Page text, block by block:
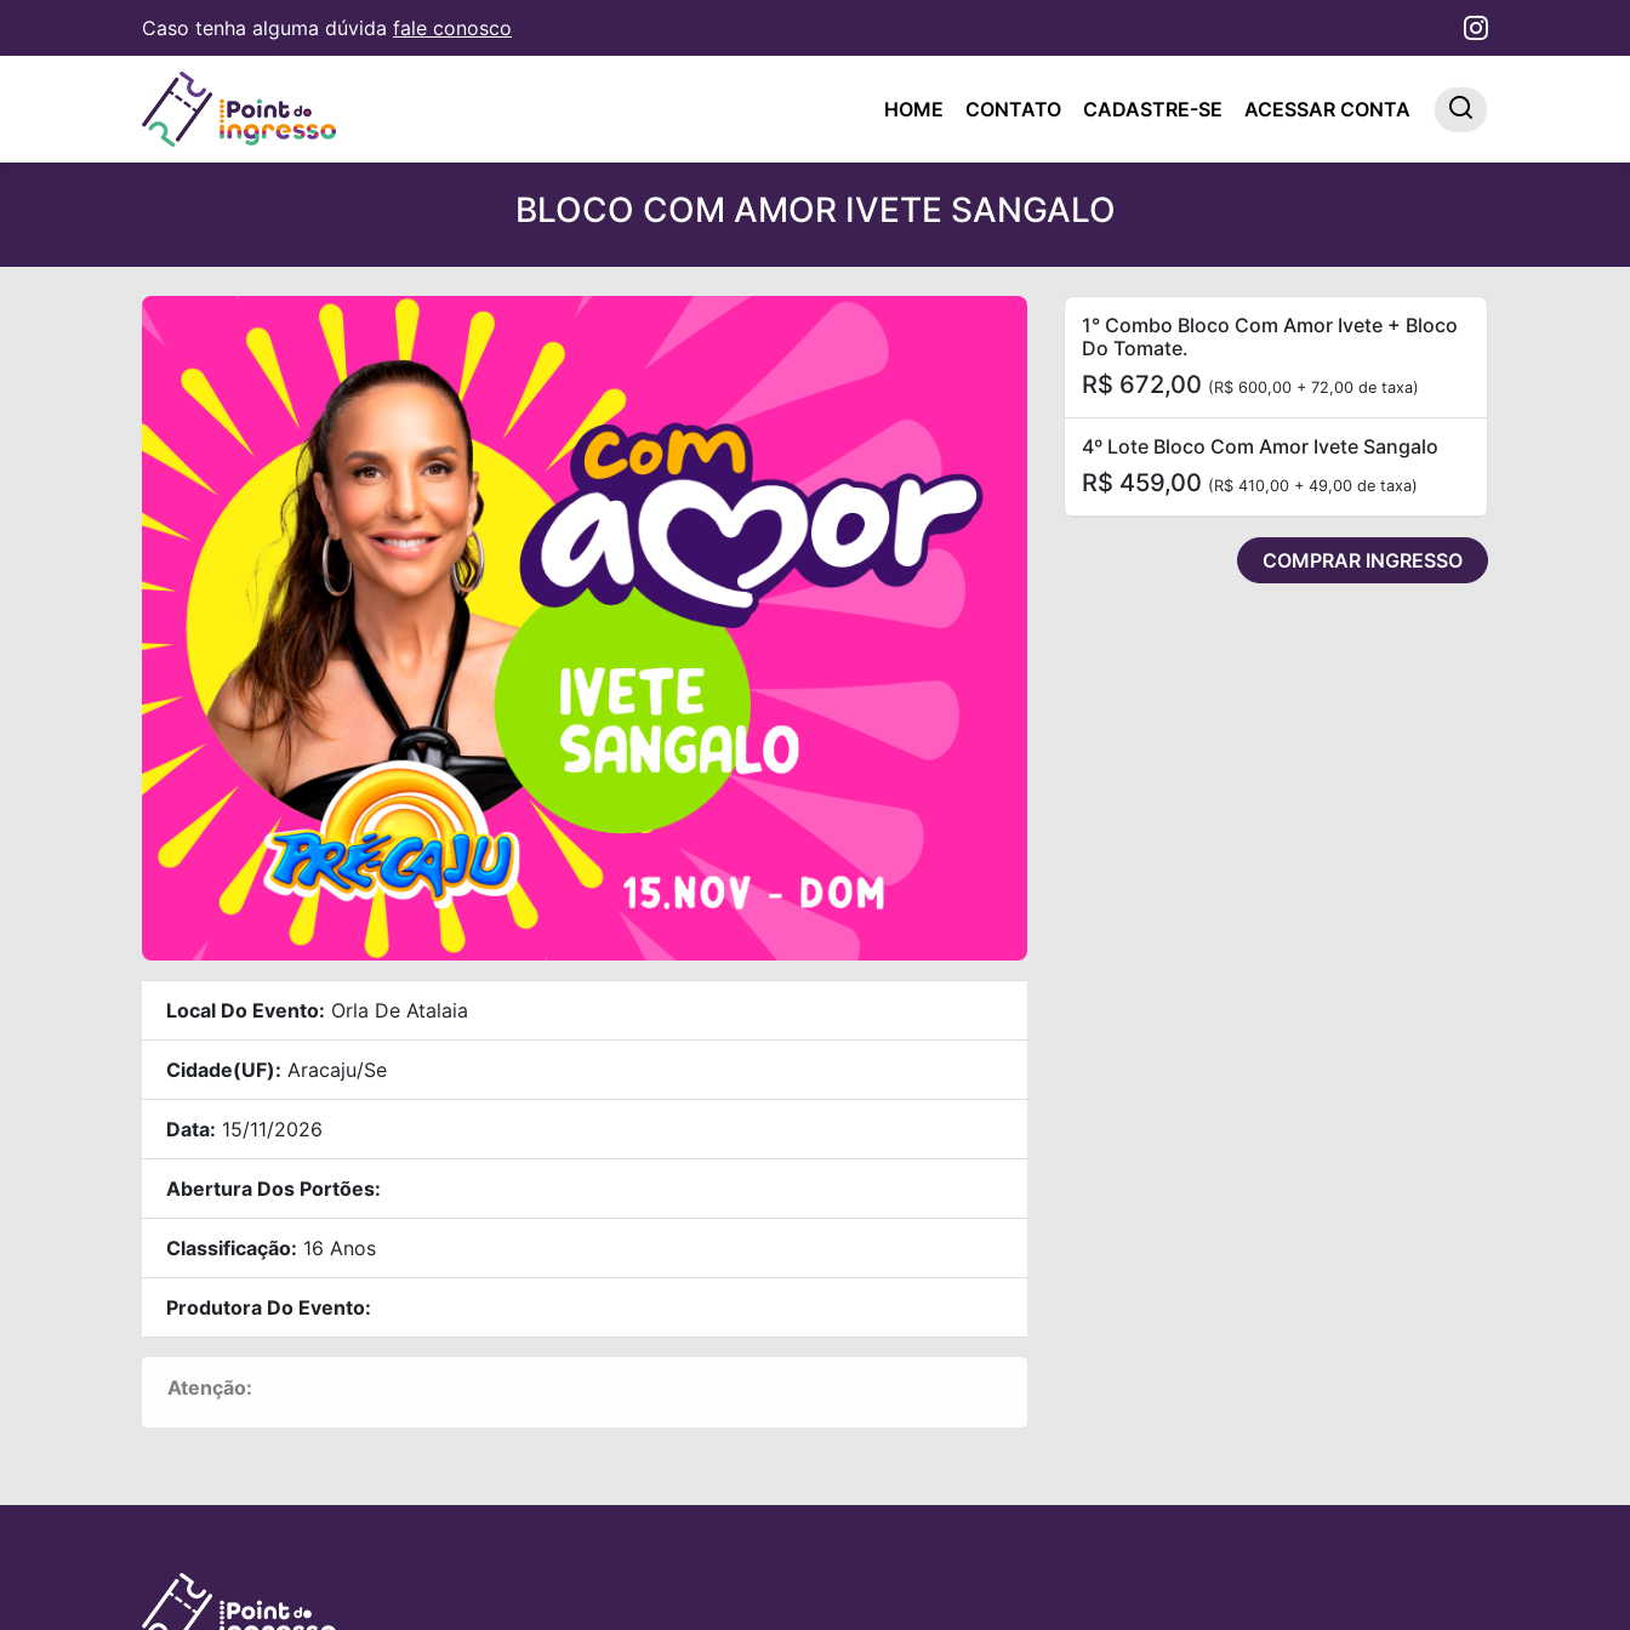
Caso tenha alguma dúvida fale conosco
HOME CONTATO CADASTRE-SE ACESSAR CONTA
BLOCO COM AMOR IVETE SANGALO
Local Do Evento: Orla De Atalaia
Cidade(UF): Aracaju/se
Data: 15/11/2026
Abertura Dos Portões:
Classificação: 16 Anos
Produtora Do Evento:
Atenção:
1° Combo Bloco Com Amor Ivete + Bloco
Do Tomate.
R$ 672,00 (R$ 600,00 + 72,00 de taxa)
4º Lote Bloco Com Amor Ivete Sangalo
R$ 459,00 (R$ 410,00 + 49,00 de taxa)
COMPRAR INGRESSO